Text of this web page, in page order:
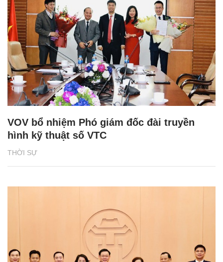
THỜI SỰ
VOV bổ nhiệm Phó giám đốc đài truyền
hình kỹ thuật số VTC